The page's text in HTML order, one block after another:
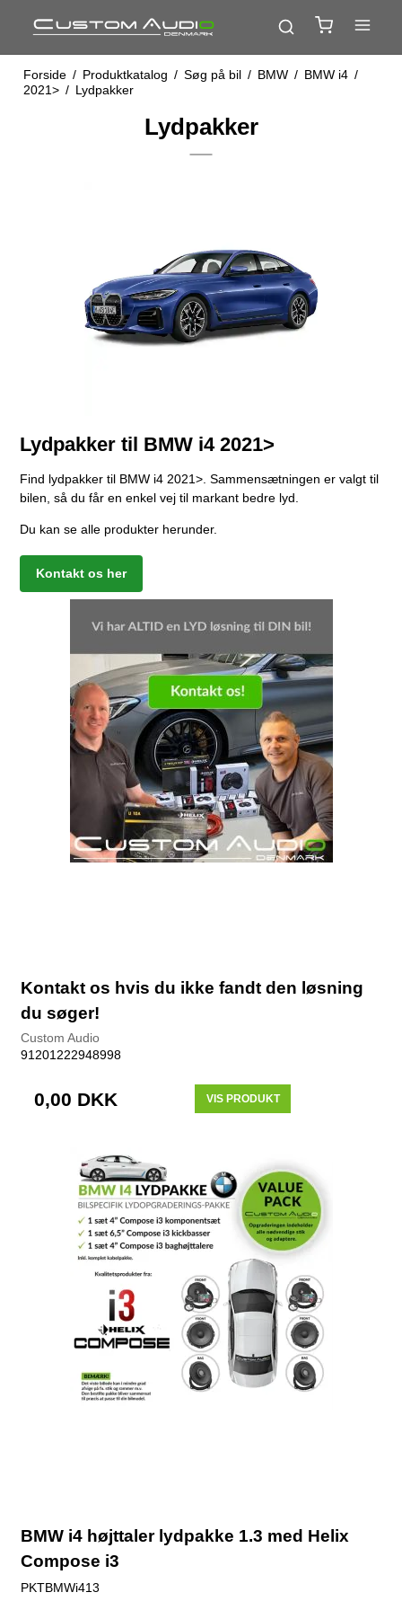
Forside / Produktkatalog / Søg på bil / BMW / BMW i4 /
2021> / Lydpakker
Lydpakker
Lydpakker til BMW i4 2021>
Find lydpakker til BMW i4 2021>. Sammensætningen er valgt til
bilen, så du får en enkel vej til markant bedre lyd.
Du kan se alle produkter herunder.
Kontakt os her
Kontakt os hvis du ikke fandt den løsning
du søger!
Custom Audio
91201222948998
0,00 DKK VIS PRODUKT
BMW i4 højttaler lydpakke 1.3 med Helix
Compose i3
PKTBMWi413